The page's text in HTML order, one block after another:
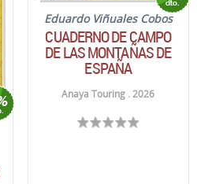
Eduardo Viñuales Cobos
CUADERNO DE CAMPO
DE LAS MONTAÑAS DE
ESPAÑA
Anaya Touring . 2026